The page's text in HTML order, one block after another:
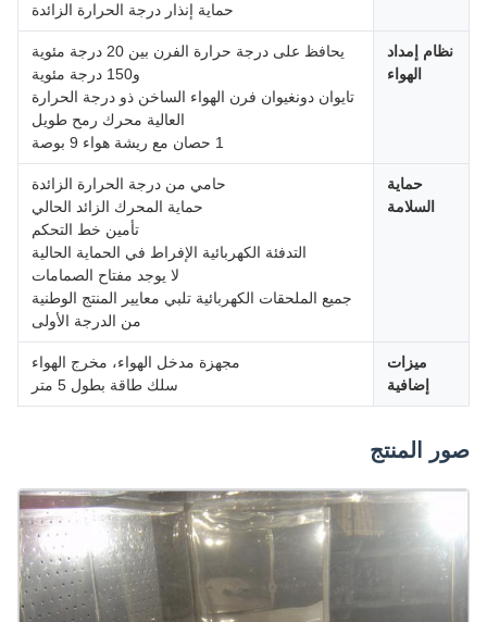
حماية إنذار درجة الحرارة الزائدة
نظام إمداد
الهواء
يحافظ على درجة حرارة الفرن بين 20 درجة مئوية
و150 درجة مئوية
تايوان دونغيوان فرن الهواء الساخن ذو درجة الحرارة
العالية محرك رمح طويل
1 حصان مع ريشة هواء 9 بوصة
حماية
السلامة
حامي من درجة الحرارة الزائدة
حماية المحرك الزائد الحالي
تأمين خط التحكم
التدفئة الكهربائية الإفراط في الحماية الحالية
لا يوجد مفتاح الصمامات
جميع الملحقات الكهربائية تلبي معايير المنتج الوطنية
من الدرجة الأولى
ميزات
إضافية
مجهزة مدخل الهواء، مخرج الهواء
سلك طاقة بطول 5 متر
صور المنتج